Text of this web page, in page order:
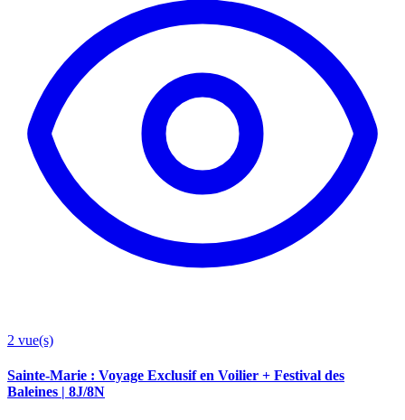
2 vue(s)
Sainte-Marie : Voyage Exclusif en Voilier + Festival des
Baleines | 8J/8N